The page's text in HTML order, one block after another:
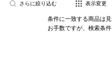
さらに絞り込む 表示変更
条件に一致する商品は
お手数ですが、検索条